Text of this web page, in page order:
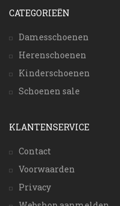
CATEGORIEËN
Damesschoenen
Herenschoenen
Kinderschoenen
Schoenen sale
KLANTENSERVICE
Contact
Voorwaarden
Privacy